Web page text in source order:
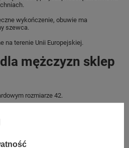
wykończenie, obuwie ma
szewca.
na terenie Unii Europejskiej.
mężczyzn sklep
rozmiarze 42.
wybór obuwia sportowego dla całej